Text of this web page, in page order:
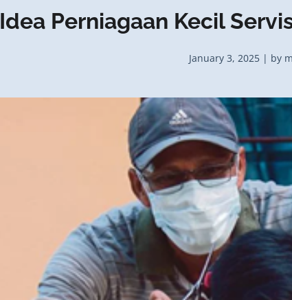
Idea Perniagaan Kecil
January 3, 2025 | by